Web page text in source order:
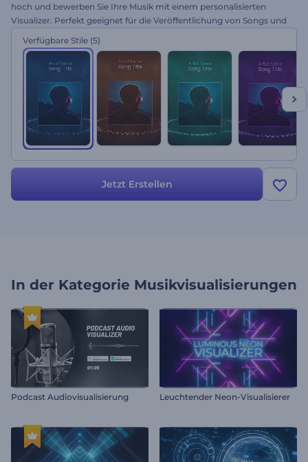
hoch und bewerben Sie Ihre Musik mit einem personalisierten
Visualizer. Perfekt geeignet für die Veröffentlichung von Songs und
Visualisierer der Scheinwerfer-Rhythmen in den Mittelpunkt des
Geschehens rücken. Versuchen Sie es jetzt.
Verfügbare Stile (5)
Jetzt Erstellen
In der Kategorie Musikvisualisierungen
Podcast Audiovisualisierung Leuchtender Neon-Visualisierer